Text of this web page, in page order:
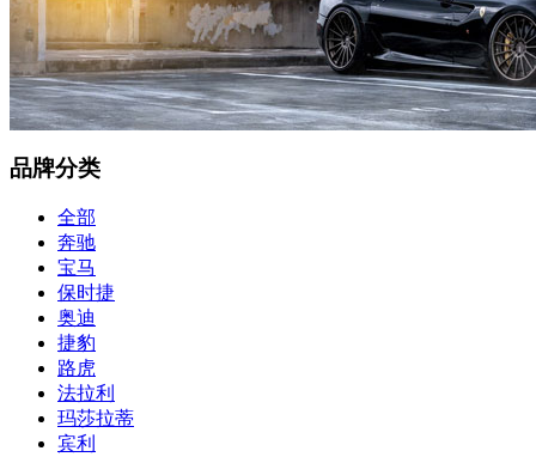
品牌分类
全部
奔驰
宝马
保时捷
奥迪
捷豹
路虎
法拉利
玛莎拉蒂
宾利